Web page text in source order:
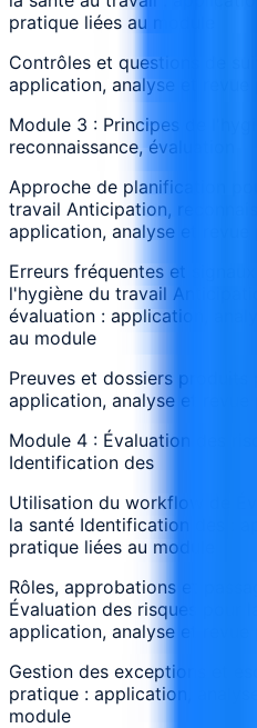
pratique liées au module
Contrôles et questions de
application, analyse et
Module 3 : Principes de
reconnaissance, évaluation
Approche de planification
travail Anticipation,
application, analyse et
Erreurs fréquentes et
l'hygiène du travail
évaluation : application,
au module
Preuves et dossiers produits
application, analyse et
Module 4 : Évaluation des
Identification des
Utilisation du workflow de
la santé Identification des :
pratique liées au module
Rôles, approbations et
Évaluation des risques pour
application, analyse et
Gestion des exceptions et
pratique : application,
module